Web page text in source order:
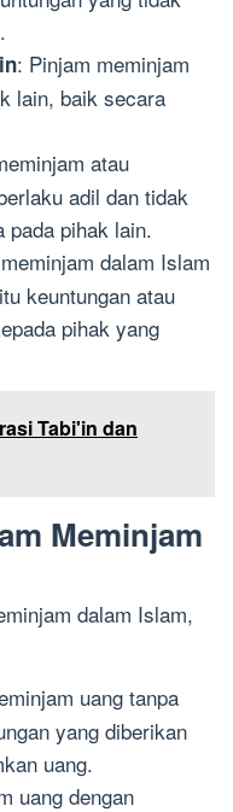
: Pinjam meminjam
lain, baik secara
atau
adil dan tidak
pada pihak lain.
dalam Islam
keuntungan atau
pihak yang
Tabi'in dan
Meminjam
dalam Islam,
uang tanpa
yang diberikan
uang.
uang dengan